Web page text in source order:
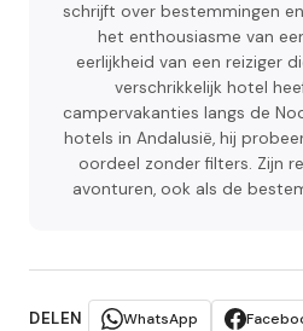
schrijft over bestemmingen
het enthousiasme van
eerlijkheid van een reiziger
verschrikkelijk hotel
campervakanties langs de
hotels in Andalusië, hij
oordeel zonder filters. Zijn
avonturen, ook als de
DELEN WhatsApp